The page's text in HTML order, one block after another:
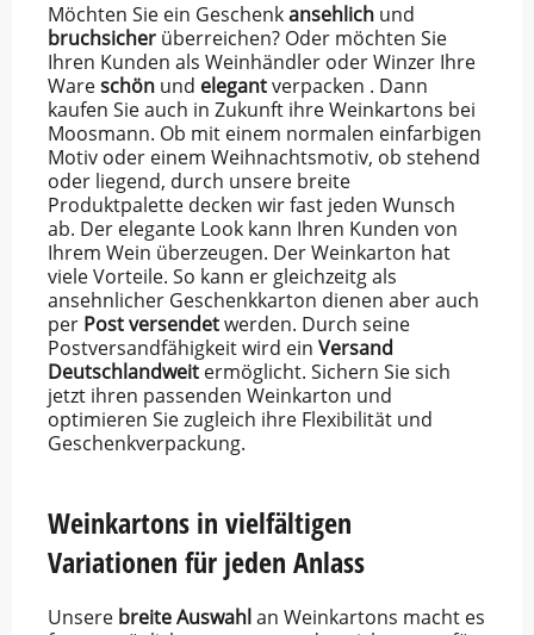
Möchten Sie ein Geschenkansehlich und
bruchsicher überreichen? Oder möchten Sie
Ihren Kunden als Weinhändler oder Winzer Ihre
Wareschön und elegantverpacken . Dann
kaufen Sie auch in Zukunft ihre Weinkartons bei
Moosmann. Ob mit einem normalen einfarbigen
Motiv oder einem Weihnachtsmotiv, ob stehend
oder liegend, durch unsere breite
Produktpalette decken wir fast jeden Wunsch
ab. Der elegante Look kann Ihren Kunden von
Ihrem Wein überzeugen. Der Weinkarton hat
viele Vorteile. So kann er gleichzeitg als
ansehnlicher Geschenkkarton dienen aber auch
per Postversendetwerden. Durch seine
Postversandfähigkeit wird ein Versand
Deutschlandweit ermöglicht. Sichern Sie sich
jetzt ihren passenden Weinkarton und
optimieren Sie zugleich ihre Flexibilität und
Geschenkverpackung.
Weinkartons in vielfältigen
Variationen für jeden Anlass
Unsere breiteAuswahlan Weinkartons macht es